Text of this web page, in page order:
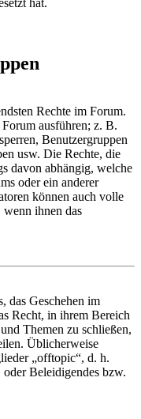
hat.
Rechte im Forum.
ausführen; z. B.
Benutzergruppen
usw. Die Rechte, die
davon abhängig, welche
oder ein anderer
können auch volle
wenn ihnen das
das Geschehen im
Recht, in ihrem Bereich
Themen zu schließen,
Üblicherweise
„offtopic“, d. h.
oder Beleidigendes bzw.